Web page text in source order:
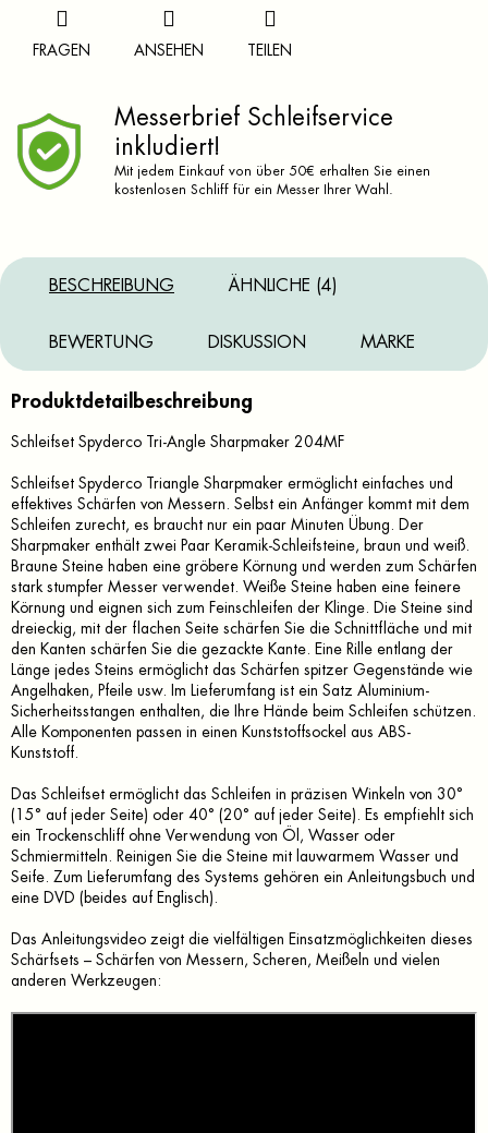
FRAGEN ANSEHEN TEILEN
Messerbrief Schleifservice
inkludiert!
Mit jedem Einkauf von über 50€ erhalten Sie einen
kostenlosen Schliff für ein Messer Ihrer Wahl.
BESCHREIBUNG ÄHNLICHE (4)
BEWERTUNG DISKUSSION MARKE
Produktdetailbeschreibung
Schleifset Spyderco Tri-Angle Sharpmaker 204MF
Schleifset Spyderco Triangle Sharpmaker ermöglicht einfaches und
effektives Schärfen von Messern. Selbst ein Anfänger kommt mit dem
Schleifen zurecht, es braucht nur ein paar Minuten Übung. Der
Sharpmaker enthält zwei Paar Keramik-Schleifsteine, braun und weiß.
Braune Steine haben eine gröbere Körnung und werden zum Schärfen
stark stumpfer Messer verwendet. Weiße Steine haben eine feinere
Körnung und eignen sich zum Feinschleifen der Klinge. Die Steine sind
dreieckig, mit der flachen Seite schärfen Sie die Schnittfläche und mit
den Kanten schärfen Sie die gezackte Kante. Eine Rille entlang der
Länge jedes Steins ermöglicht das Schärfen spitzer Gegenstände wie
Angelhaken, Pfeile usw. Im Lieferumfang ist ein Satz Aluminium-
Sicherheitsstangen enthalten, die Ihre Hände beim Schleifen schützen.
Alle Komponenten passen in einen Kunststoffsockel aus ABS-
Kunststoff.
Das Schleifset ermöglicht das Schleifen in präzisen Winkeln von 30°
(15° auf jeder Seite) oder 40° (20° auf jeder Seite). Es empfiehlt sich
ein Trockenschliff ohne Verwendung von Öl, Wasser oder
Schmiermitteln. Reinigen Sie die Steine mit lauwarmem Wasser und
Seife. Zum Lieferumfang des Systems gehören ein Anleitungsbuch und
eine DVD (beides auf Englisch).
Das Anleitungsvideo zeigt die vielfältigen Einsatzmöglichkeiten dieses
Schärfsets – Schärfen von Messern, Scheren, Meißeln und vielen
anderen Werkzeugen: